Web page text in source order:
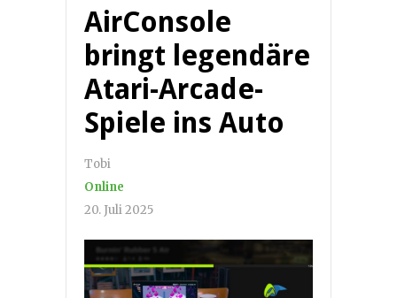
AirConsole
bringt legendäre
Atari-Arcade-
Spiele ins Auto
Tobi
Online
20. Juli 2025